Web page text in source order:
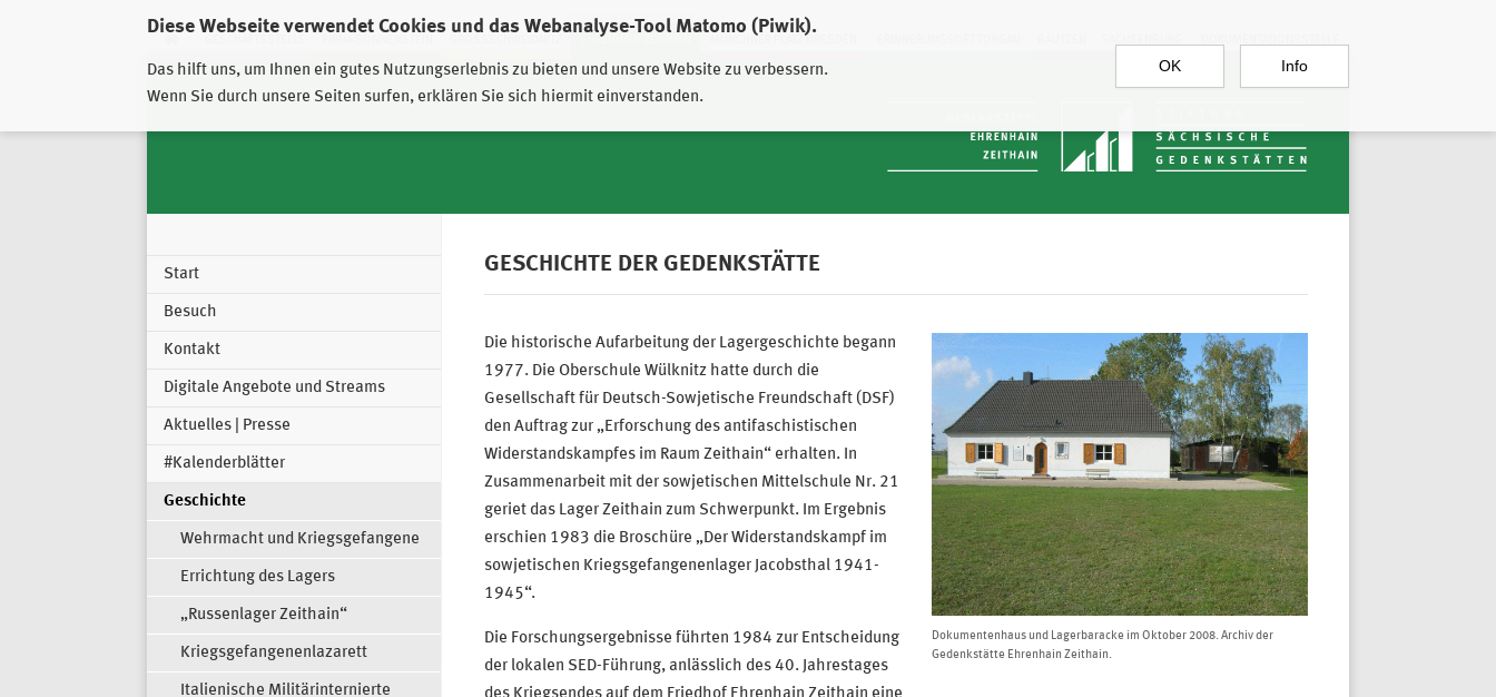
Diese Webseite verwendet Cookies und das Webanalyse-Tool Matomo (Piwik).
Das hilft uns, um Ihnen ein gutes Nutzungserlebnis zu bieten und unsere Website zu verbessern.
Wenn Sie durch unsere Seiten surfen, erklären Sie sich hiermit einverstanden.
OK Info
EHRENHAIN ZEITHAIN MÜNCHNER PLATZ DRESDEN
Start
Besuch
Kontakt
Digitale Angebote und Streams
Aktuelles | Presse
#Kalenderblätter
Geschichte
Wehrmacht und Kriegsgefangene
Errichtung des Lagers
„Russenlager Zeithain“
Kriegsgefangenenlazarett
Italienische Militärinternierte
GESCHICHTE DER GEDENKSTÄTTE
Dokumentenhaus und Lagerbaracke im Oktober 2008. Archiv der
Gedenkstätte Ehrenhain Zeithain.
Die historische Aufarbeitung der Lagergeschichte begann
1977. Die Oberschule Wülknitz hatte durch die
Gesellschaft für Deutsch-Sowjetische Freundschaft (DSF)
den Auftrag zur „Erforschung des antifaschistischen
Widerstandskampfes im Raum Zeithain“ erhalten. In
Zusammenarbeit mit der sowjetischen Mittelschule Nr. 21
geriet das Lager Zeithain zum Schwerpunkt. Im Ergebnis
erschien 1983 die Broschüre „Der Widerstandskampf im
sowjetischen Kriegsgefangenenlager Jacobsthal 1941-
1945“.
Die Forschungsergebnisse führten 1984 zur Entscheidung
der lokalen SED-Führung, anlässlich des 40. Jahrestages